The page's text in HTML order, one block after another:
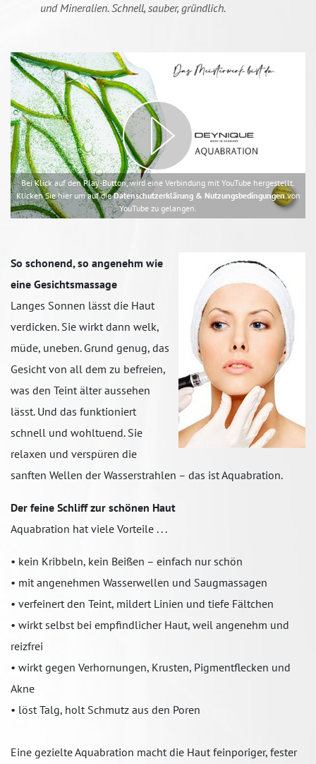
und Mineralien. Schnell, sauber, gründlich.
Bei Klick auf den Play-Button, wird eine Verbindung mit YouTube hergestellt.
Klicken Sie hier um auf dieDatenschutzerklärung & Nutzungsbedingungenvon
YouTube zu gelangen.
So schonend, so angenehm wie
eine Gesichtsmassage
Langes Sonnen lässt die Haut
verdicken. Sie wirkt dann welk,
müde, uneben. Grund genug, das
Gesicht von all dem zu befreien,
was den Teint älter aussehen
lässt. Und das funktioniert
schnell und wohltuend. Sie
relaxen und verspüren die
sanften Wellen der Wasserstrahlen – das ist Aquabration.
Der feine Schliff zur schönen Haut
Aquabration hat viele Vorteile . . .
• kein Kribbeln, kein Beißen – einfach nur schön
• mit angenehmen Wasserwellen und Saugmassagen
• verfeinert den Teint, mildert Linien und tiefe Fältchen
• wirkt selbst bei empfindlicher Haut, weil angenehm und
reizfrei
• wirkt gegen Verhornungen, Krusten, Pigmentflecken und
Akne
• löst Talg, holt Schmutz aus den Poren
Eine gezielte Aquabration macht die Haut feinporiger, fester